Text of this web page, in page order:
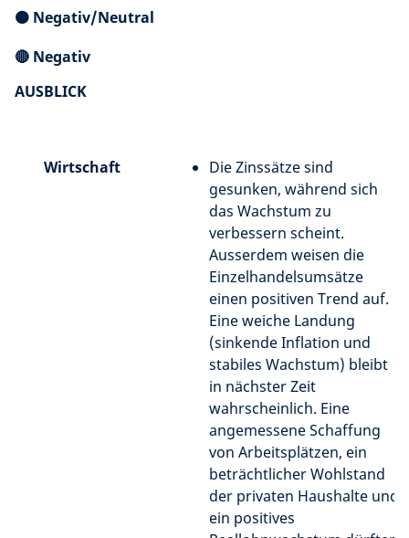
🟠 Negativ/Neutral
🔴 Negativ
AUSBLICK
Wirtschaft
Die Zinssätze sind
gesunken, während sich
das Wachstum zu
verbessern scheint.
Ausserdem weisen die
Einzelhandelsumsätze
einen positiven Trend auf.
Eine weiche Landung
(sinkende Inflation und
stabiles Wachstum) bleibt
in nächster Zeit
wahrscheinlich. Eine
angemessene Schaffung
von Arbeitsplätzen, ein
beträchtlicher Wohlstand
der privaten Haushalte und
ein positives